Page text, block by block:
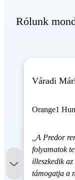
Rólunk
Váradi
Orange1
,,A Predor
folyamatok
illeszkedik
támogatja a